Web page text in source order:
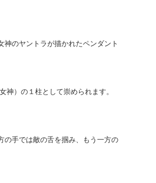
のヤントラが描かれたペンダント
）の１柱として崇められます。
の手では敵の舌を掴み、もう一方の